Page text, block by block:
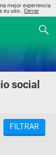
mejor experiencia
su uso.. Cerrar
social
FILTRAR